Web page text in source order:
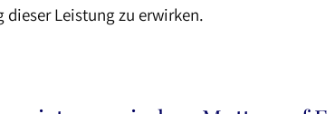
Leistung zu erwirken.